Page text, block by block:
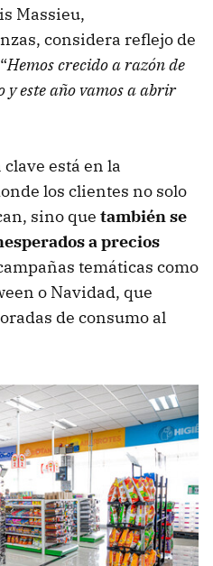
Massieu,
considera reflejo de
Hemos crecido a razón de
y este año vamos a abrir
está en la
los clientes no solo
sino que también se
a precios
temáticas como
o Navidad, que
de consumo al